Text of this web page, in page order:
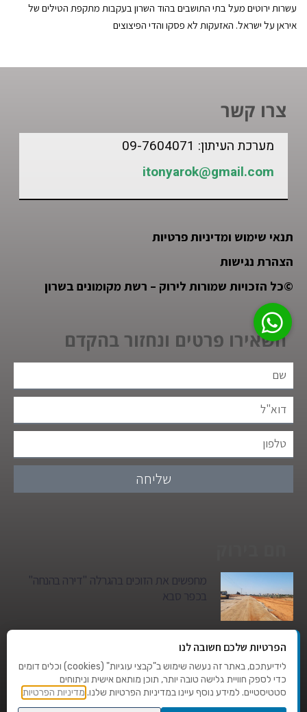
עשרות ירוטים מעל בתי התושבים בהוד השרון בעקבות מתקפת הטילים של
איראן על ישראל. האזעקות לא פסקו והדי הפיצוצים
צרו קשר
מערכת העיתון: 09-7604071
itonyarok@gmail.com
תנאי שימוש ומדיניות פרטיות
הצהרת נגישות
©כל הזכויות שמורות לירוק – רשת מקומונים בשרון
השאירו פרטים ונחזור בהקדם
שליחה
מחפשים את הזוכים בהגרלה "דירה בהנחה"
בכפר סבא
גן הילדים של מרים סיטי יהפוך למגדל מגורים:
סגירת מעגל היסטורית במגדיאל
טרגדיה בצהרי היום: בן 80 נהרג על מעבר
הפרטיות שלכם חשובה לנו
לידיעתכם, באתר זה נעשה שימוש ב"קבצי עוגיות" (cookies) וכלים דומים
כדי לספק חוויית גלישה טובה יותר, תוכן מותאם אישית וניתוחים
סטטיסטיים. למידע נוסף עיינו במדיניות הפרטיות שלנו. מדיניות הפרטיות